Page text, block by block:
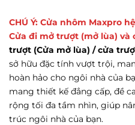
CHÚ Ý: Cửa nhôm Maxpro
Cửa đi mở trượt (mở lùa) và
trượt (Cửa mở lùa) / cửa
sở hữu đặc tính vượt trội,
hoàn hảo cho ngôi nhà của
mang thiết kế đẳng cấp, đề
rộng tối đa tầm nhìn, giúp
trúc ngôi nhà của bạn.